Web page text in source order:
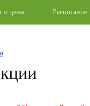
и цены Расписание